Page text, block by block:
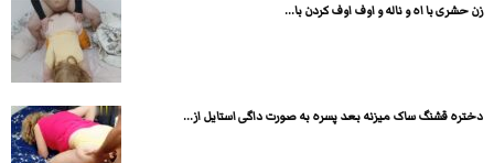
زن حشری با اه و ناله و اوف اوف کردن با...
دختره قشنگ ساک میزنه بعد پسره به صورت داگی استایل از...